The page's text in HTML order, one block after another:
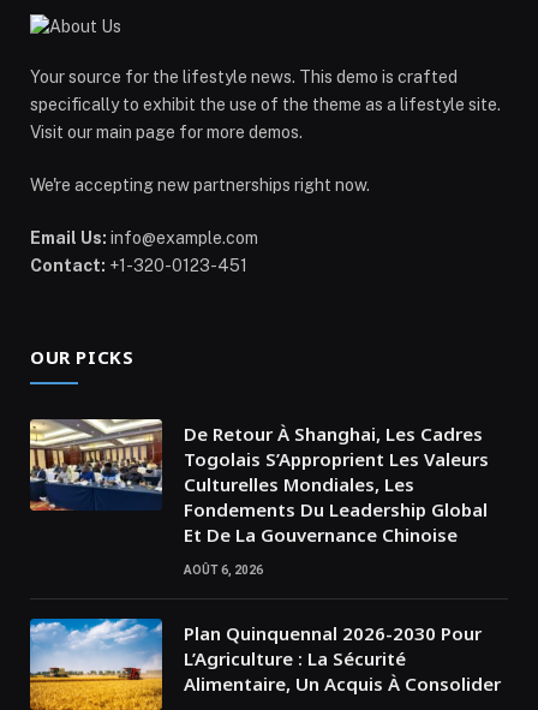
Your source for the lifestyle news. This demo is crafted
specifically to exhibit the use of the theme as a lifestyle site.
Visit our main page for more demos.
We're accepting new partnerships right now.
Email Us: info@example.com
Contact: +1-320-0123-451
OUR PICKS
De Retour À Shanghai, Les Cadres
Togolais S’Approprient Les Valeurs
Culturelles Mondiales, Les
Fondements Du Leadership Global
Et De La Gouvernance Chinoise
AOÛT 6, 2026
Plan Quinquennal 2026-2030 Pour
L’Agriculture : La Sécurité
Alimentaire, Un Acquis À Consolider